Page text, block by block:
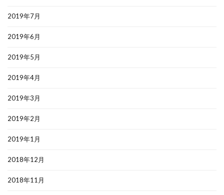
2019年7月
2019年6月
2019年5月
2019年4月
2019年3月
2019年2月
2019年1月
2018年12月
2018年11月